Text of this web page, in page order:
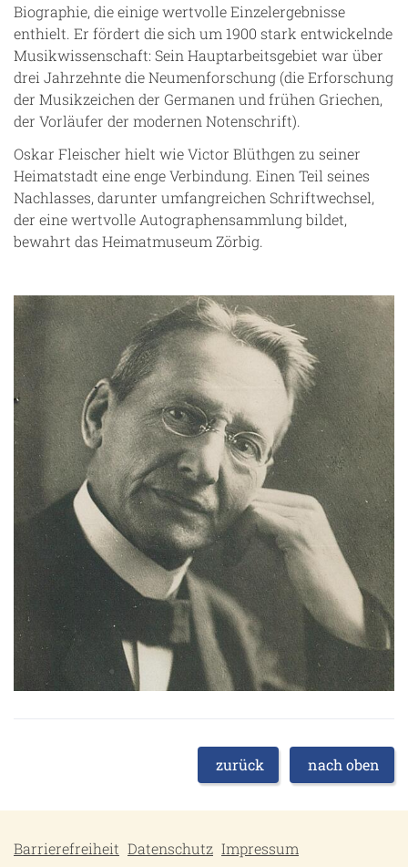
Biographie, die einige wertvolle Einzelergebnisse
enthielt. Er fördert die sich um 1900 stark entwickelnde
Musikwissenschaft: Sein Hauptarbeitsgebiet war über
drei Jahrzehnte die Neumenforschung (die Erforschung
der Musikzeichen der Germanen und frühen Griechen,
der Vorläufer der modernen Notenschrift).
Oskar Fleischer hielt wie Victor Blüthgen zu seiner
Heimatstadt eine enge Verbindung. Einen Teil seines
Nachlasses, darunter umfangreichen Schriftwechsel,
der eine wertvolle Autographensammlung bildet,
bewahrt das Heimatmuseum Zörbig.
zurück nach oben
Barrierefreiheit Datenschutz Impressum